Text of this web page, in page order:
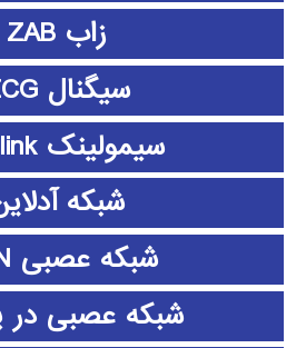
زاب ZAB
سیگنال ECG
سیمولینک simulink
شبکه
شبکه عصبی CNN
شبکه عصبی در